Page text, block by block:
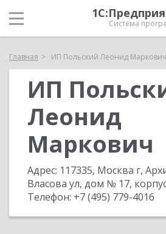
Система
Главная ИП Польский Леонид Маркович
ИП
Леонид
Маркович
Адрес: 117335, Москва г,
Власова ул, дом № 17,
Телефон: +7 (495) 779-4016